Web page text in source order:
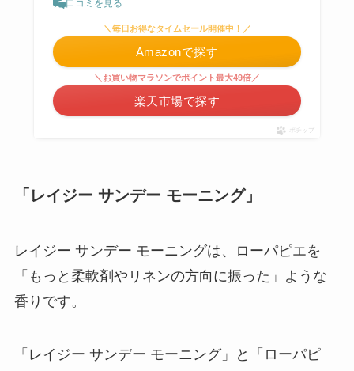
口コミを見る
＼毎日お得なタイムセール開催中！／
Amazonで探す
＼お買い物マラソンでポイント最大49倍／
楽天市場で探す
ポチップ
「レイジー サンデー モーニング」
レイジー サンデー モーニングは、ローパピエを
「もっと柔軟剤やリネンの方向に振った」ような
香りです。
「レイジー サンデー モーニング」と「ローパピ